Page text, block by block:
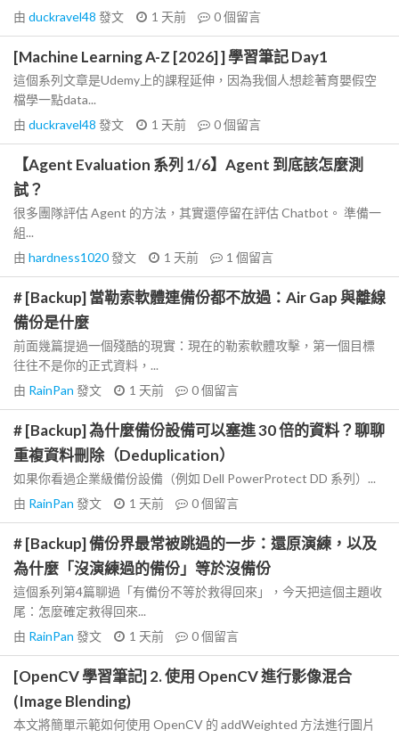
由 duckravel48 發文 1 天前 0個留言
[Machine Learning A-Z [2026] ] 學習筆記 Day1
這個系列文章是Udemy上的課程延伸，因為我個人想趁著育嬰假空
檔學一點data...
由 duckravel48 發文 1 天前 0個留言
【Agent Evaluation 系列 1/6】Agent 到底該怎麼測
試？
很多團隊評估 Agent 的方法，其實還停留在評估 Chatbot。 準備一
組...
由 hardness1020發文 1 天前 1 個留言
# [Backup] 當勒索軟體連備份都不放過：Air Gap 與離線
備份是什麼
前面幾篇提過一個殘酷的現實：現在的勒索軟體攻擊，第一個目標
往往不是你的正式資料，...
由 RainPan 發文 1 天前 0個留言
# [Backup] 為什麼備份設備可以塞進 30 倍的資料？聊聊
重複資料刪除（Deduplication）
如果你看過企業級備份設備（例如 Dell PowerProtect DD 系列）...
由 RainPan 發文 1 天前 0個留言
# [Backup] 備份界最常被跳過的一步：還原演練，以及
為什麼「沒演練過的備份」等於沒備份
這個系列第4篇聊過「有備份不等於救得回來」，今天把這個主題收
尾：怎麼確定救得回來...
由 RainPan 發文 1 天前 0個留言
[OpenCV 學習筆記] 2. 使用 OpenCV 進行影像混合
(Image Blending)
本文將簡單示範如何使用 OpenCV 的 addWeighted 方法進行圖片